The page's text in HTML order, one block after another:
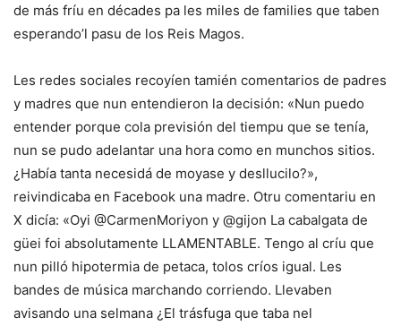
de más fríu en décades pa les miles de families que taben
esperando’l pasu de los Reis Magos.
Les redes sociales recoyíen tamién comentarios de padres
y madres que nun entendieron la decisión: «Nun puedo
entender porque cola previsión del tiempu que se tenía,
nun se pudo adelantar una hora como en munchos sitios.
¿Había tanta necesidá de moyase y desllucilo?»,
reivindicaba en Facebook una madre. Otru comentariu en
X dicía: «Oyi @CarmenMoriyon y @gijon La cabalgata de
güei foi absolutamente LLAMENTABLE. Tengo al críu que
nun pilló hipotermia de petaca, tolos críos igual. Les
bandes de música marchando corriendo. Llevaben
avisando una selmana ¿El trásfuga que taba nel